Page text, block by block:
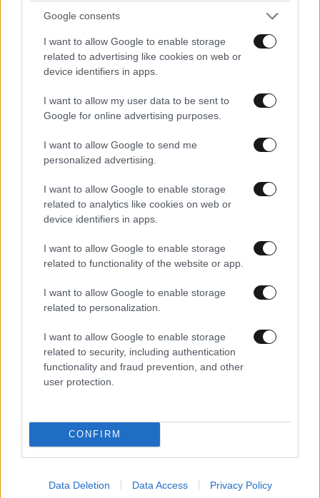
Google consents
I want to allow Google to enable storage
related to advertising like cookies on web or
device identifiers in apps.
I want to allow my user data to be sent to
Google for online advertising purposes.
I want to allow Google to send me
personalized advertising.
I want to allow Google to enable storage
related to analytics like cookies on web or
device identifiers in apps.
I want to allow Google to enable storage
related to functionality of the website or app.
I want to allow Google to enable storage
related to personalization.
I want to allow Google to enable storage
related to security, including authentication
functionality and fraud prevention, and other
user protection.
CONFIRM
Data Deletion Data Access Privacy Policy
ΑΘΛΗΤΙΚΑ07·08·2026 21:30
Ακυρώνει δύο συμβόλαια ο Λαρεντζάκης και